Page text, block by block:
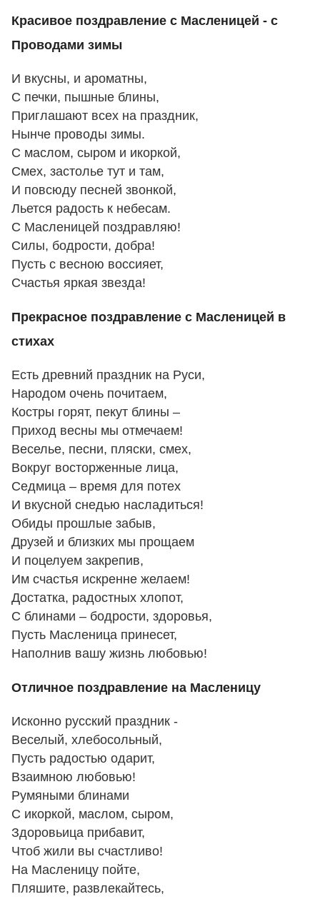
Красивое поздравление с Масленицей - с
Проводами зимы
И вкусны, и ароматны,
С печки, пышные блины,
Приглашают всех на праздник,
Нынче проводы зимы.
С маслом, сыром и икоркой,
Смех, застолье тут и там,
И повсюду песней звонкой,
Льется радость к небесам.
С Масленицей поздравляю!
Силы, бодрости, добра!
Пусть с весною воссияет,
Счастья яркая звезда!
Прекрасное поздравление с Масленицей в
стихах
Есть древний праздник на Руси,
Народом очень почитаем,
Костры горят, пекут блины –
Приход весны мы отмечаем!
Веселье, песни, пляски, смех,
Вокруг восторженные лица,
Седмица – время для потех
И вкусной снедью насладиться!
Обиды прошлые забыв,
Друзей и близких мы прощаем
И поцелуем закрепив,
Им счастья искренне желаем!
Достатка, радостных хлопот,
С блинами – бодрости, здоровья,
Пусть Масленица принесет,
Наполнив вашу жизнь любовью!
Отличное поздравление на Масленицу
Исконно русский праздник -
Веселый, хлебосольный,
Пусть радостью одарит,
Взаимною любовью!
Румяными блинами
С икоркой, маслом, сыром,
Здоровьица прибавит,
Чтоб жили вы счастливо!
На Масленицу пойте,
Пляшите, развлекайтесь,